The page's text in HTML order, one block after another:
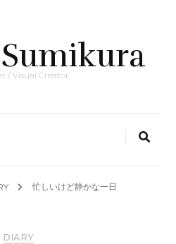
/ Visual Creator
忙しいけど静かな一日
DIARY